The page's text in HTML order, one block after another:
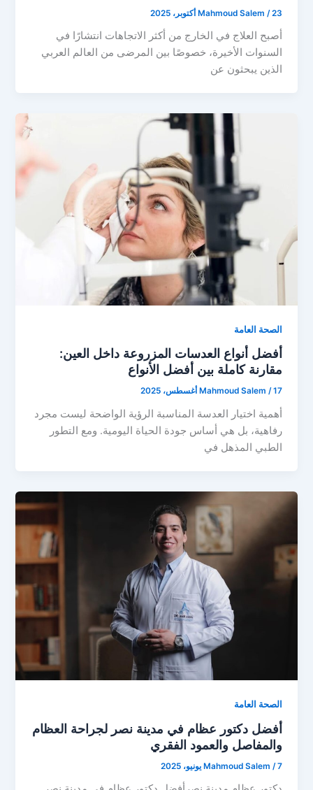
Mahmoud Salem /23 أكتوبر، 2025
أصبح العلاج في الخارج من أكثر الاتجاهات انتشارًا في
السنوات الأخيرة، خصوصًا بين المرضى من العالم العربي
الذين يبحثون عن
الصحة العامة
أفضل أنواع العدسات المزروعة داخل العين:
مقارنة كاملة بين أفضل الأنواع
Mahmoud Salem /17 أغسطس، 2025
أهمية اختيار العدسة المناسبة الرؤية الواضحة ليست مجرد
رفاهية، بل هي أساس جودة الحياة اليومية. ومع التطور
الطبي المذهل في
الصحة العامة
أفضل دكتور عظام في مدينة نصر لجراحة العظام
والمفاصل والعمود الفقري
Mahmoud Salem /7 يونيو، 2025